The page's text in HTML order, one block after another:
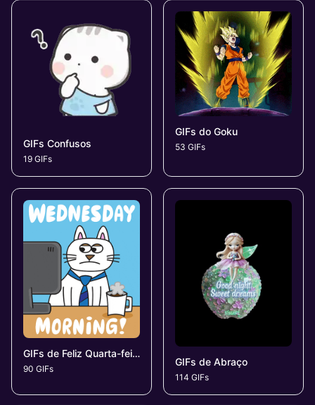
GIFs Confusos
19 GIFs
GIFs do Goku
53 GIFs
GIFs de Feliz Quarta-feira
90 GIFs
GIFs de Abraço
114 GIFs